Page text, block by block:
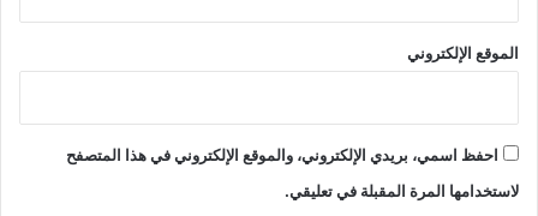
الموقع الإلكتروني
احفظ اسمي، بريدي الإلكتروني، والموقع الإلكتروني في هذا المتصفح
لاستخدامها المرة المقبلة في تعليقي.